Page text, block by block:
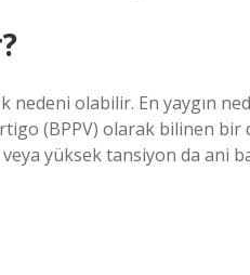
olabilir. En yaygın
(BPPV) olarak bilinen bir
yüksek tansiyon da ani